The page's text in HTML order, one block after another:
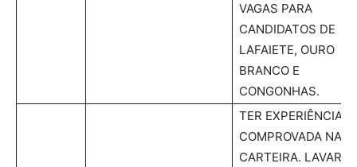
VAGAS PARA
CANDIDATOS DE
LAFAIETE, OURO
BRANCO E
CONGONHAS.
TER EXPERIÊNCIA
COMPROVADA NA
CARTEIRA. LAVAR,